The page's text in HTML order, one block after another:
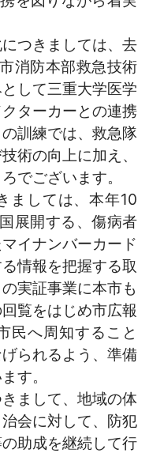
つきましては、去
消防本部救急技術
して三重大学医学
ターカーとの連携
訓練では、救急隊
術の向上に加え、
でございます。
ましては、本年10
展開する、傷病者
イナンバーカード
情報を把握する取
実証事業に本市も
覧をはじめ市広報
民へ周知すること
られるよう、準備
す。
まして、地域の体
会に対して、防犯
助成を継続して行